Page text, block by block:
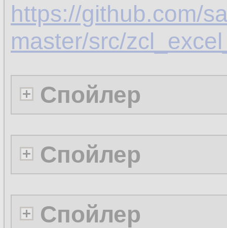
https://github.com/
master/src/
Спойлер
Спойлер
Спойлер